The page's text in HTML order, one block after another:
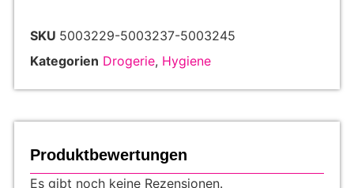
SKU 5003229-5003237-5003245
Kategorien Drogerie, Hygiene
Produktbewertungen
Es gibt noch keine Rezensionen.